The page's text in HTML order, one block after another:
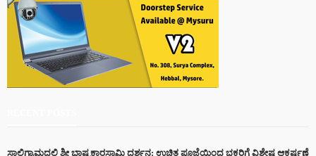
ಸಾಲಿಗ್ರಾಮದಲ್ಲಿ ಶ್ರೀ ಭಾಷ್ಯಕಾರಸ್ವಾಮಿ ದರ್ಶನ: ಉಚಿತ ಪೂಜೆಯಿಂದ ಭಕ್ತರಿಗೆ ವಿಶೇಷ ಆಕರ್ಷಣೆ